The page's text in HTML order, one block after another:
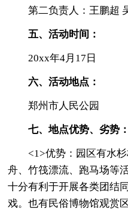
第二负责人：王鹏超
五、活动时间：
20xx年4月17日
六、活动地点：
郑州市人民公园
七、地点优势、劣势：
<1>优势：园区有水
舟、竹筏漂流、跑马场等
十分有利于开展各类团结
戏。也有民俗博物馆观赏